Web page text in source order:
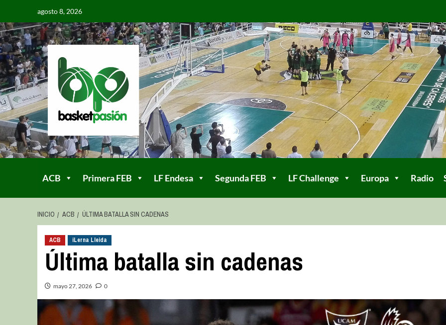
agosto 8, 2026
ACB Primera FEB LF Endesa Segunda FEB LF Challenge Europa Radio
INICIO ACB ÚLTIMA BATALLA SIN CADENAS
ACB iLerna Lleida
Última batalla sin cadenas
mayo 27, 2026 0